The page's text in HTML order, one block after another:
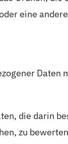
eine
die darin
zu